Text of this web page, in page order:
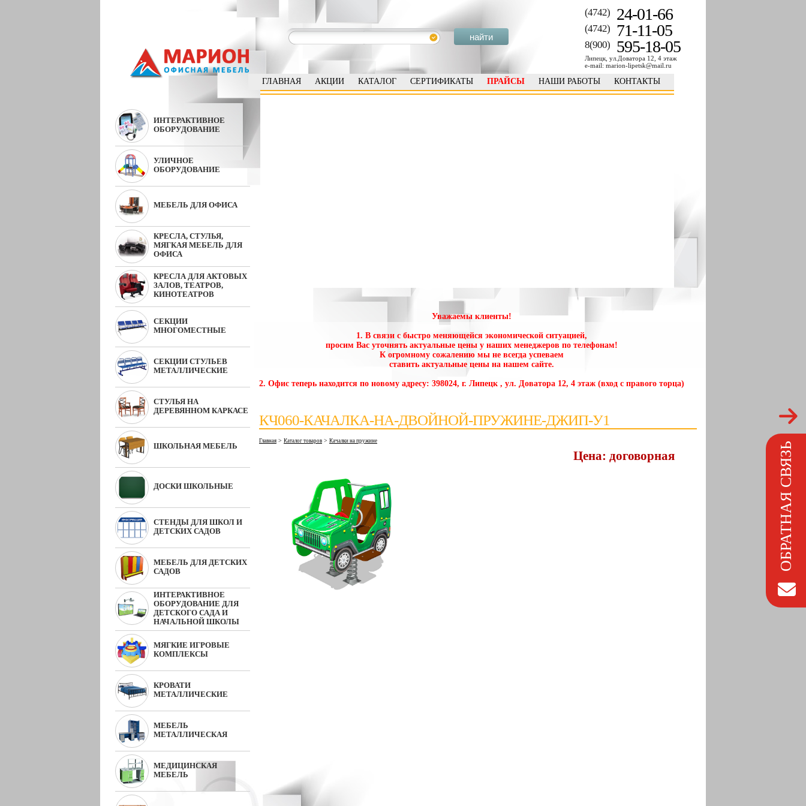
ОБРАТНАЯ СВЯЗЬ
(4742) 24-01-66
(4742) 71-11-05
8(900) 595-18-05
Липецк, ул.Доватора 12, 4 этаж
e-mail: marion-lipetsk@mail.ru
ГЛАВНАЯ АКЦИИ КАТАЛОГ СЕРТИФИКАТЫ ПРАЙСЫ НАШИ РАБОТЫ КОНТАКТЫ
ИНТЕРАКТИВНОЕ
ОБОРУДОВАНИЕ
УЛИЧНОЕ
ОБОРУДОВАНИЕ
МЕБЕЛЬ ДЛЯ ОФИСА
КРЕСЛА, СТУЛЬЯ,
МЯГКАЯ МЕБЕЛЬ ДЛЯ
ОФИСА
КРЕСЛА ДЛЯ АКТОВЫХ
ЗАЛОВ, ТЕАТРОВ,
КИНОТЕАТРОВ
СЕКЦИИ
МНОГОМЕСТНЫЕ
СЕКЦИИ СТУЛЬЕВ
МЕТАЛЛИЧЕСКИЕ
СТУЛЬЯ НА
ДЕРЕВЯННОМ КАРКАСЕ
ШКОЛЬНАЯ МЕБЕЛЬ
ДОСКИ ШКОЛЬНЫЕ
СТЕНДЫ ДЛЯ ШКОЛ И
ДЕТСКИХ САДОВ
МЕБЕЛЬ ДЛЯ ДЕТСКИХ
САДОВ
ИНТЕРАКТИВНОЕ
ОБОРУДОВАНИЕ ДЛЯ
ДЕТСКОГО САДА И
НАЧАЛЬНОЙ ШКОЛЫ
МЯГКИЕ ИГРОВЫЕ
КОМПЛЕКСЫ
КРОВАТИ
МЕТАЛЛИЧЕСКИЕ
МЕБЕЛЬ
МЕТАЛЛИЧЕСКАЯ
МЕДИЦИНСКАЯ
МЕБЕЛЬ
Уважаемы клиенты!
1. В связи с быстро меняющейся экономической ситуацией,
просим Вас уточнять актуальные цены у наших менеджеров по телефонам!
К огромному сожалению мы не всегда успеваем
ставить актуальные цены на нашем сайте.
2. Офис теперь находится по новому адресу: 398024, г. Липецк , ул. Доватора 12, 4 этаж (вход с правого торца)
КЧ060-КАЧАЛКА-НА-ДВОЙНОЙ-ПРУЖИНЕ-ДЖИП-У1
Главная > Каталог товаров > Качалки на пружине
Цена: договорная